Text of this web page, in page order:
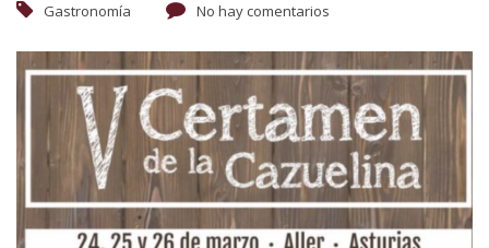
Gastronomía
No hay comentarios